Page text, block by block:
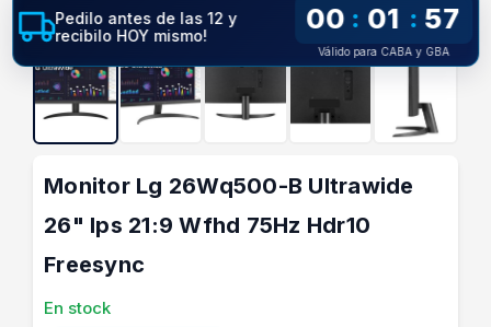
Monitor Lg 26Wq500-B Ultrawide
26" Ips 21:9 Wfhd 75Hz Hdr10
Freesync
En stock
Pedilo antes de las 12 y
recibilo HOY mismo!
00 : 01 : 56
Válido para CABA y GBA